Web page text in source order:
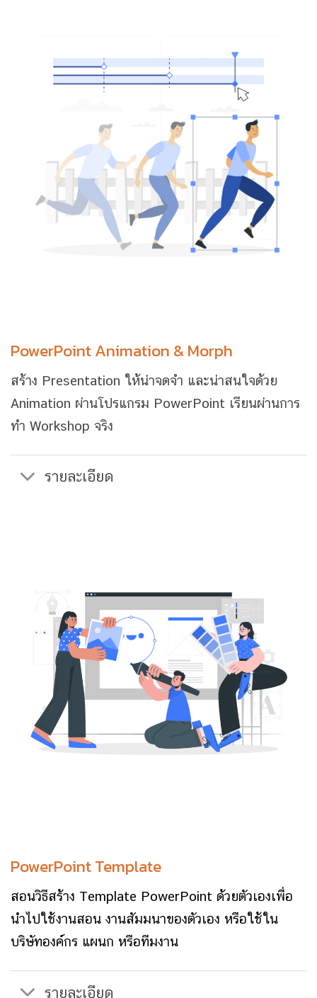
PowerPoint Animation & Morph
สร้าง Presentation ให้น่าจดจำ และน่าสนใจด้วย
Animation ผ่านโปรแกรม PowerPoint เรียนผ่านการ
ทำ Workshop จริง
รายละเอียด
PowerPoint Template
สอนวิธีสร้าง Template PowerPoint ด้วยตัวเองเพื่อ
นำไปใช้งานสอน งานสัมมนาของตัวเอง หรือใช้ใน
บริษัทองค์กร แผนก หรือทีมงาน
รายละเอียด